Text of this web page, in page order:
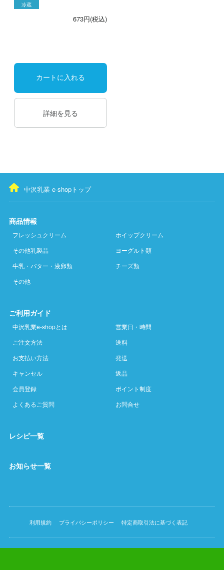
冷蔵
673円(税込)
カートに入れる
詳細を見る
中沢乳業 e-shopトップ
商品情報
フレッシュクリーム
ホイップクリーム
その他乳製品
ヨーグルト類
牛乳・バター・液卵類
チーズ類
その他
ご利用ガイド
中沢乳業e-shopとは
営業日・時間
ご注文方法
送料
お支払い方法
発送
キャンセル
返品
会員登録
ポイント制度
よくあるご質問
お問合せ
レシピ一覧
お知らせ一覧
利用規約 プライバシーポリシー 特定商取引法に基づく表記